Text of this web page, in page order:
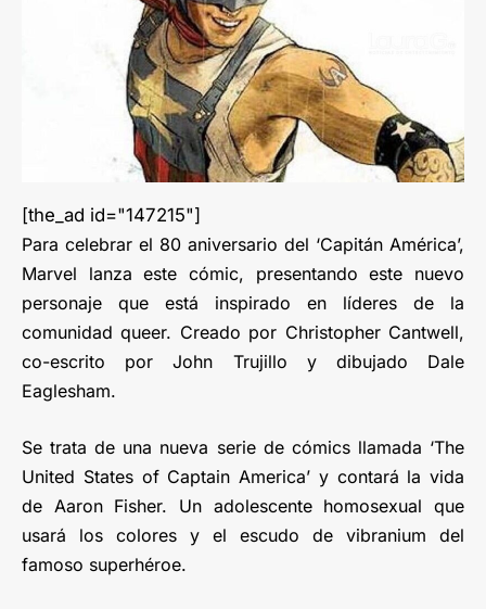
[the_ad id="147215"]
Para celebrar el 80 aniversario del ‘Capitán América’,
Marvel lanza este cómic, presentando este nuevo
personaje que está inspirado en líderes de la
comunidad queer. Creado por Christopher Cantwell,
co-escrito por John Trujillo y dibujado Dale
Eaglesham.
Se trata de una nueva serie de cómics llamada ‘The
United States of Captain America’ y contará la vida
de Aaron Fisher. Un adolescente homosexual que
usará los colores y el escudo de vibranium del
famoso superhéroe.